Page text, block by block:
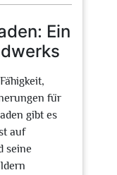
Ein
für
gibt es
auf
seine